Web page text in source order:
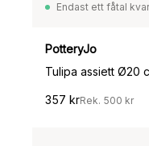
Endast ett fåtal kvar
PotteryJo
357 krRek. 500 kr